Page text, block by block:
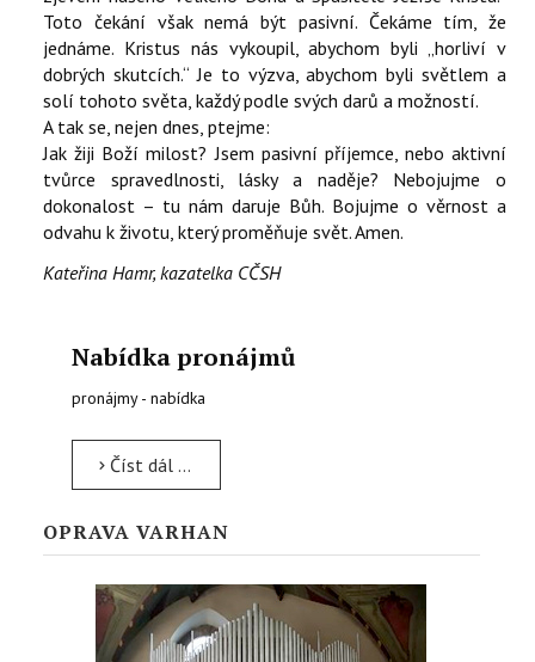
Toto čekání však nemá být pasivní. Čekáme tím, že
jednáme. Kristus nás vykoupil, abychom byli „horliví v
dobrých skutcích.“ Je to výzva, abychom byli světlem a
solí tohoto světa, každý podle svých darů a možností.
A tak se, nejen dnes, ptejme:
Jak žiji Boží milost? Jsem pasivní příjemce, nebo aktivní
tvůrce spravedlnosti, lásky a naděje? Nebojujme o
dokonalost – tu nám daruje Bůh. Bojujme o věrnost a
odvahu k životu, který proměňuje svět. Amen.
Kateřina Hamr, kazatelka CČSH
Nabídka pronájmů
pronájmy - nabídka
Číst dál …
OPRAVA VARHAN